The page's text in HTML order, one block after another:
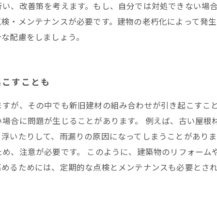
、改善策を考えます。もし、自分では対処できない場
・メンテナンスが必要です。建物の老朽化によって発
配慮をしましょう。
すことも
が、その中でも新旧建材の組み合わせが引き起こすこ
合に問題が生じることがあります。 例えば、古い屋
いたりして、雨漏りの原因になってしまうことがあり
、注意が必要です。 このように、建築物のリフォー
るためには、定期的な点検とメンテナンスも必要とさ